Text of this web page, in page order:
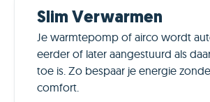
Slim Verwarmen
Je warmtepomp of airco wordt
eerder of later aangestuurd als
toe is. Zo bespaar je energie
comfort.